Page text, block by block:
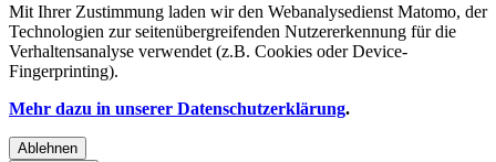
Mit Ihrer Zustimmung laden wir den Webanalysedienst Matomo, der
Technologien zur seitenübergreifenden Nutzererkennung für die
Verhaltensanalyse verwendet (z.B. Cookies oder Device-
Fingerprinting).
Mehr dazu in unserer Datenschutzerklärung.
Ablehnen